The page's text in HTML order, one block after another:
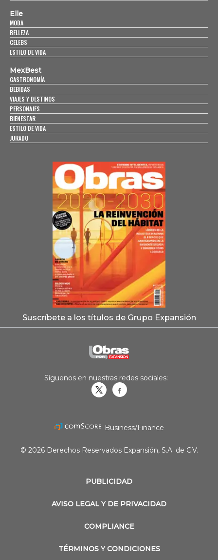
Elle
MODA
BELLEZA
CELEBS
ESTILO DE VIDA
MexBest
GASTRONOMÍA
BEBIDAS
VIAJES Y DESTINOS
PERSONAJES
BIENESTAR
ESTILO DE VIDA
JURADO
Suscríbete a los títulos de Grupo Expansión
PUBLICIDAD
AVISO LEGAL Y DE PRIVACIDAD
COMPLIANCE
TÉRMINOS Y CONDICIONES
Síguenos en nuestras redes sociales:
Business/Finance
© 2026 Derechos Reservados Expansión, S.A. de C.V.